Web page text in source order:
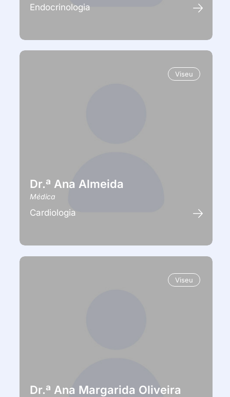
Endocrinologia
Viseu
Dr.ª Ana Almeida
Médica
Cardiologia
Viseu
Dr.ª Ana Margarida Oliveira